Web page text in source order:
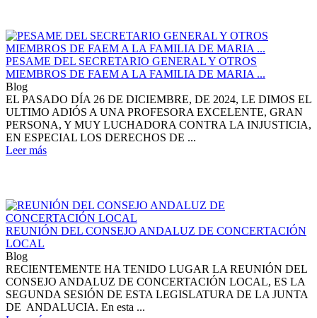
PESAME DEL SECRETARIO GENERAL Y OTROS
MIEMBROS DE FAEM A LA FAMILIA DE MARIA ...
Blog
EL PASADO DÍA 26 DE DICIEMBRE, DE 2024, LE DIMOS EL
ULTIMO ADIÓS A UNA PROFESORA EXCELENTE, GRAN
PERSONA, Y MUY LUCHADORA CONTRA LA INJUSTICIA,
EN ESPECIAL LOS DERECHOS DE ...
Leer más
REUNIÓN DEL CONSEJO ANDALUZ DE CONCERTACIÓN
LOCAL
Blog
RECIENTEMENTE HA TENIDO LUGAR LA REUNIÓN DEL
CONSEJO ANDALUZ DE CONCERTACIÓN LOCAL, ES LA
SEGUNDA SESIÓN DE ESTA LEGISLATURA DE LA JUNTA
DE ANDALUCIA. En esta ...